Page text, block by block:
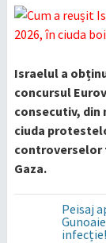
Israelul a
concursul
consecutiv, din
ciuda
controverselor
Gaza.
Peisaj
infecție!